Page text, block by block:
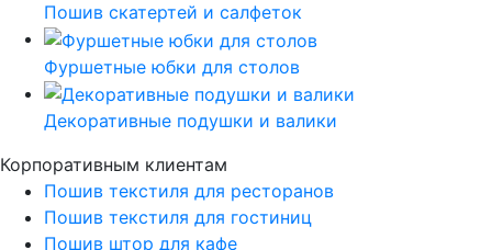
Пошив скатертей и салфеток
Фуршетные юбки для столов
Декоративные подушки и валики
Корпоративным клиентам
Пошив текстиля для ресторанов
Пошив текстиля для гостиниц
Пошив штор для кафе